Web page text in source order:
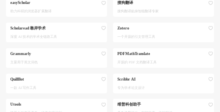
easyScholar
助力科研的浏览器扩展翻译
搜狗翻译
搜狗翻译贴身智能翻译专家
Scholaread 靠岸学术
深度 AI 技术的学术全链路工具
Zotero
一个开源的引文管理工具
Grammarly
主要用于英文润色
PDFMathTranslate
开源的 PDF 文档翻译工具
QuillBot
一款 AI 写作工具
Scribbr AI
专为学术论文设计
Utools 维普科创助手